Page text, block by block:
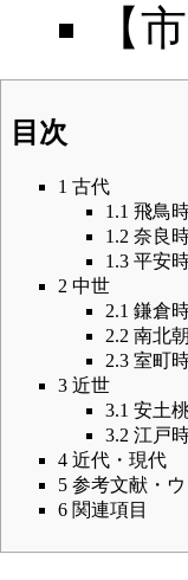
【
目次
1 古代
1.1 飛鳥
1.2 奈良
1.3 平安
2 中世
2.1 鎌倉
2.2 南北
2.3 室町
3 近世
3.1 安土
3.2 江戸
4 近代・現代
5 参考文献・
6 関連項目